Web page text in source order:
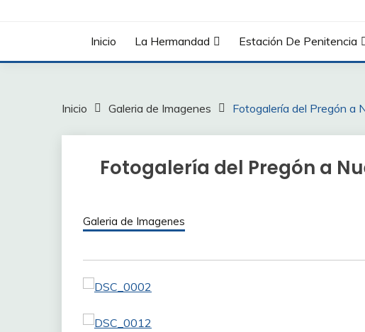
Inicio La Hermandad Estación De Penitencia
Inicio Galeria de Imagenes Fotogalería del Pregón a
Fotogalería del Pregón a
Galeria de Imagenes